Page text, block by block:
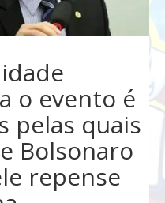
o evento é
pelas quais
Bolsonaro
repense